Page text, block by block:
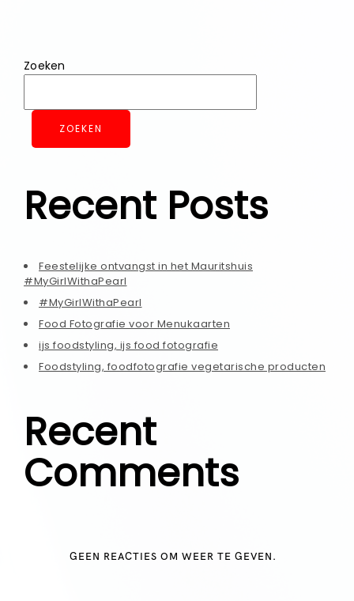
Zoeken
ZOEKEN
Recent Posts
Feestelijke ontvangst in het Mauritshuis
#MyGirlWithaPearl
#MyGirlWithaPearl
Food Fotografie voor Menukaarten
ijs foodstyling, ijs food fotografie
Foodstyling, foodfotografie vegetarische producten
Recent
Comments
GEEN REACTIES OM WEER TE GEVEN.